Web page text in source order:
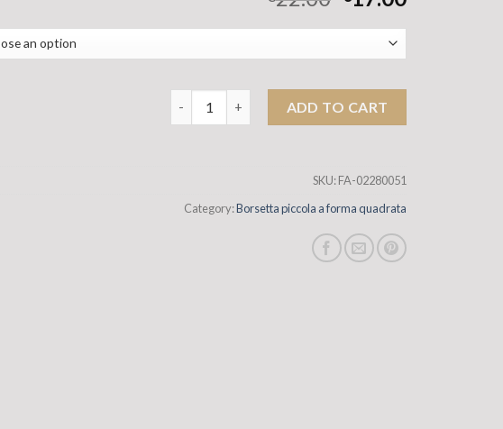
ADD TO CART
SKU:FA-02280051
Category:Borsetta piccola a forma quadrata